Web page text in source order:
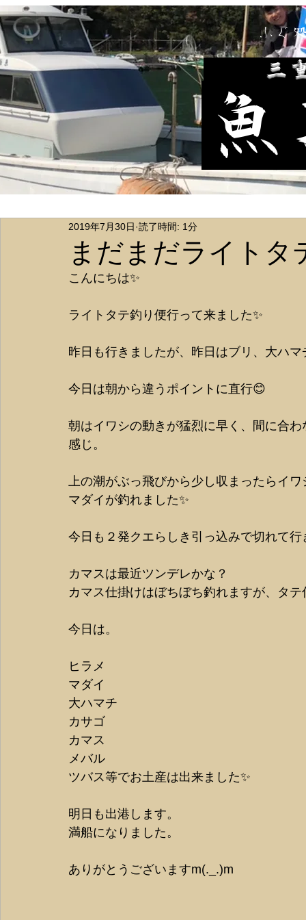
ふぐ
三重
まだまだライトタ
2019年7月30日 読了時間: 1分
こんにちは✨
ライトタテ釣り便行って来ました✨
昨日も行きましたが、昨日はブリ、大ハ
今日は朝から違うポイントに直行😊
朝はイワシの動きが猛烈に早く、間に合
感じ。
上の潮がぶっ飛びから少し収まったらイ
マダイが釣れました✨
今日も２発クエらしき引っ込みで切れて
カマスは最近ツンデレかな？
カマス仕掛けはぼちぼち釣れますが、タ
今日は。
ヒラメ
マダイ
大ハマチ
カサゴ
カマス
メバル
ツバス等でお土産は出来ました✨
明日も出港します。
満船になりました。
ありがとうございますm(._.)m